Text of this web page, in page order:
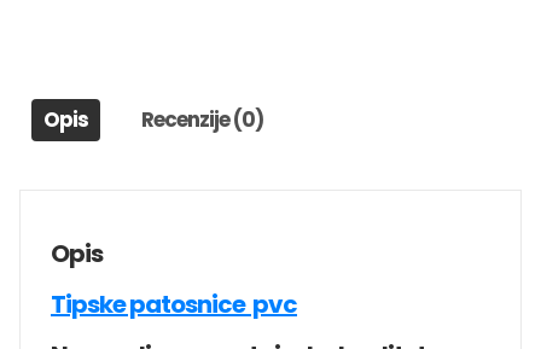
Opis Recenzije (0)
Opis
Tipske patosnice pvc